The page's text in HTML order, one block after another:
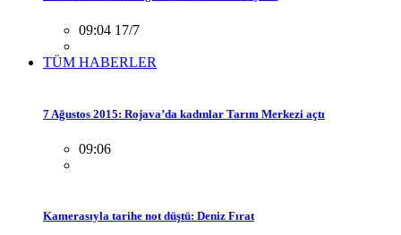
09:04 17/7
TÜM HABERLER
7 Ağustos 2015: Rojava’da kadınlar Tarım Merkezi açtı
09:06
Kamerasıyla tarihe not düştü: Deniz Fırat